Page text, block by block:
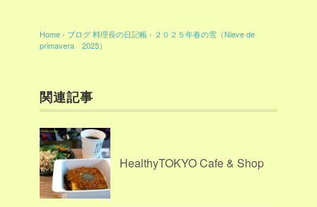
Home › ブログ料理長の日記帳 › ２０２５年春の雪（Nieve de
primavera 2025）
関連記事
HealthyTOKYO Cafe & Shop